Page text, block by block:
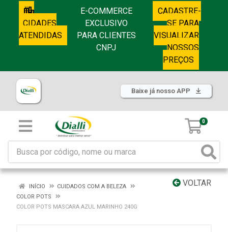
CIDADES
ATENDIDAS
E-COMMERCE
EXCLUSIVO
PARA CLIENTES
CNPJ
CADASTRE-
SE PARA
VISUALIZAR
NOSSOS
PREÇOS
Baixe já nosso APP
0
VOLTAR
INÍCIO
CUIDADOS COM A BELEZA
COLOR POTS
COLOR POTS MASCARA AZUL MARINHO 240G